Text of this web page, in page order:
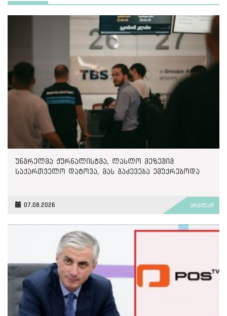
უნგრელმა ჟურნალისტმა, ლასლო მეზეშიმ
საქართველო დატოვა, მას გაძევება ემუქრებოდა
07.08.2026 ვრცლად